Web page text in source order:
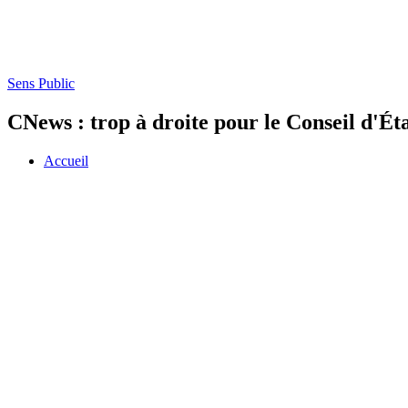
Sens Public
CNews : trop à droite pour le Conseil
Accueil